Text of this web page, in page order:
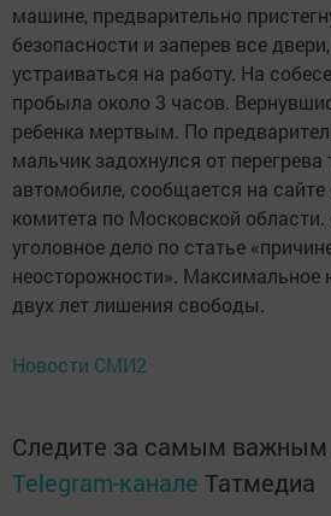
машине, предварительно
безопасности и заперев все
устраиваться на работу. На
пробыла около 3 часов.
ребенка мертвым. По
мальчик задохнулся от
автомобиле, сообщается на сайте
комитета по Московской
уголовное дело по статье
неосторожности». Максимальное
двух лет лишения свободы.
Новости СМИ2
Следите за самым важным
Telegram-канале Татмедиа